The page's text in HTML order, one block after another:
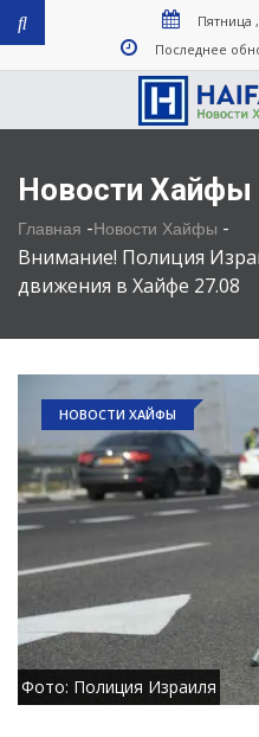
Пятница
Последнее
Новости Хайфы
Главная -Новости Хайфы -
Внимание! Полиция
движения в Хайфе 27.08
НОВОСТИ ХАЙФЫ
Фото: Полиция Израиля